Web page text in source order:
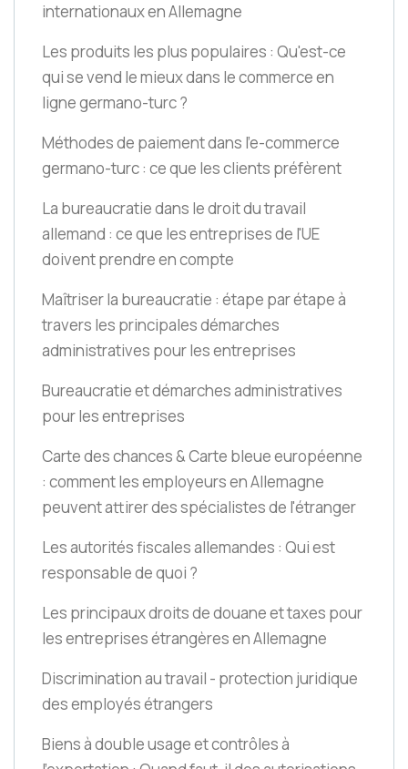
internationaux en Allemagne
Les produits les plus populaires : Qu'est-ce
qui se vend le mieux dans le commerce en
ligne germano-turc ?
Méthodes de paiement dans l'e-commerce
germano-turc : ce que les clients préfèrent
La bureaucratie dans le droit du travail
allemand : ce que les entreprises de l'UE
doivent prendre en compte
Maîtriser la bureaucratie : étape par étape à
travers les principales démarches
administratives pour les entreprises
Bureaucratie et démarches administratives
pour les entreprises
Carte des chances & Carte bleue européenne
: comment les employeurs en Allemagne
peuvent attirer des spécialistes de l'étranger
Les autorités fiscales allemandes : Qui est
responsable de quoi ?
Les principaux droits de douane et taxes pour
les entreprises étrangères en Allemagne
Discrimination au travail - protection juridique
des employés étrangers
Biens à double usage et contrôles à